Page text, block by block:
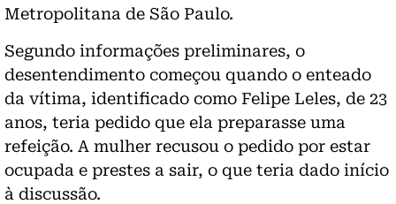
Metropolitana de São Paulo.
Segundo informações preliminares, o
desentendimento começou quando o enteado
da vítima, identificado como Felipe Leles, de 23
anos, teria pedido que ela preparasse uma
refeição. A mulher recusou o pedido por estar
ocupada e prestes a sair, o que teria dado início
à discussão.